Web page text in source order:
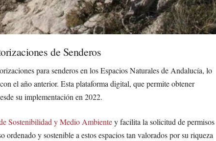
de Senderos
para senderos en los Espacios Naturales de Andalucía, lo
el año anterior. Esta plataforma digital, que permite obtener
su implementación en 2022.
Sostenibilidad y Medio Ambientey facilita la solicitud de permisos
y sostenible a estos espacios tan valorados por su riqueza